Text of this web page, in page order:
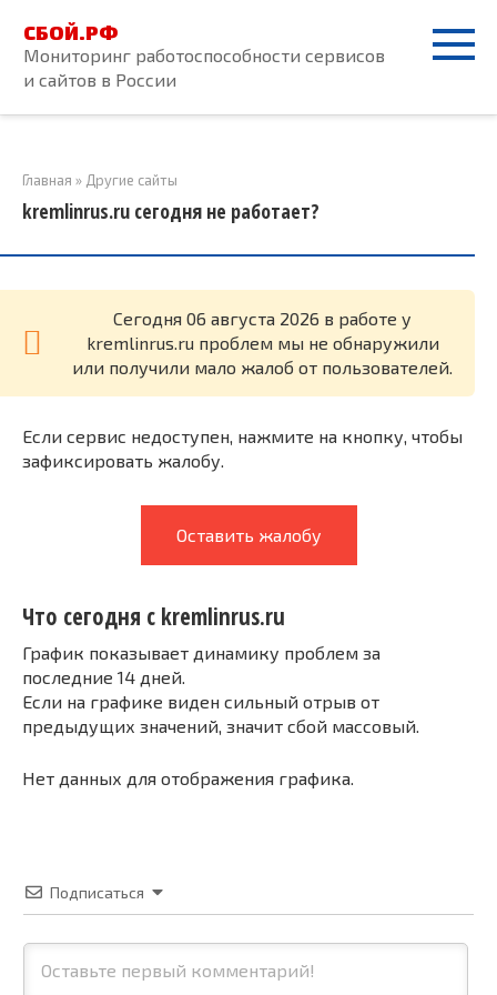
контенту
СБОЙ.РФ
Мониторинг работоспособности сервисов
и сайтов в России
Главная » Другие сайты
kremlinrus.ru сегодня не работает?
Cегодня 06 августа 2026 в работе у
kremlinrus.ru проблем мы не обнаружили
или получили мало жалоб от пользователей.
Если сервис недоступен, нажмите на кнопку, чтобы
зафиксировать жалобу.
Оставить жалобу
Что сегодня с kremlinrus.ru
График показывает динамику проблем за
последние 14 дней.
Если на графике виден сильный отрыв от
предыдущих значений, значит сбой массовый.
Нет данных для отображения графика.
Подписаться